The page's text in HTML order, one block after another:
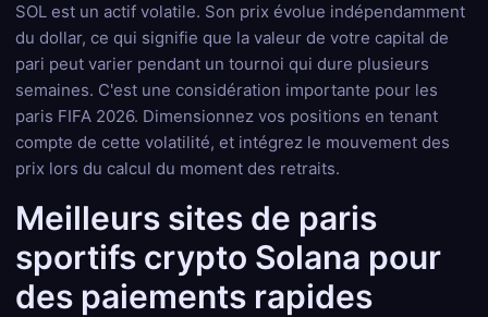
SOL est un actif volatile. Son prix évolue indépendamment
du dollar, ce qui signifie que la valeur de votre capital de
pari peut varier pendant un tournoi qui dure plusieurs
semaines. C'est une considération importante pour les
paris FIFA 2026. Dimensionnez vos positions en tenant
compte de cette volatilité, et intégrez le mouvement des
prix lors du calcul du moment des retraits.
Meilleurs sites de paris
sportifs crypto Solana pour
des paiements rapides